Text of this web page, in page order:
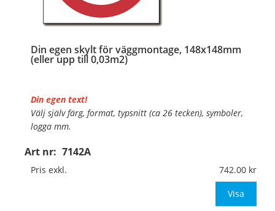
Din egen skylt för väggmontage, 148x148mm
(eller upp till 0,03m2)
Art nr: 7142A
Din egen text!
Välj själv färg, format, typsnitt (ca 26 tecken), symboler,
logga mm.
Material:Plan aluminium, 0,7mm (väggmontage)
Mått:148x148mm (eller annat mått upp till 0,03m²)
Pris exkl. 742.00
Visa